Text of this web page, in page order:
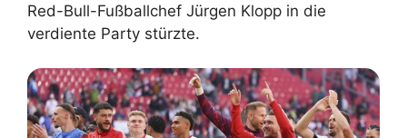
Red-Bull-Fußballchef Jürgen Klopp in die
verdiente Party stürzte.